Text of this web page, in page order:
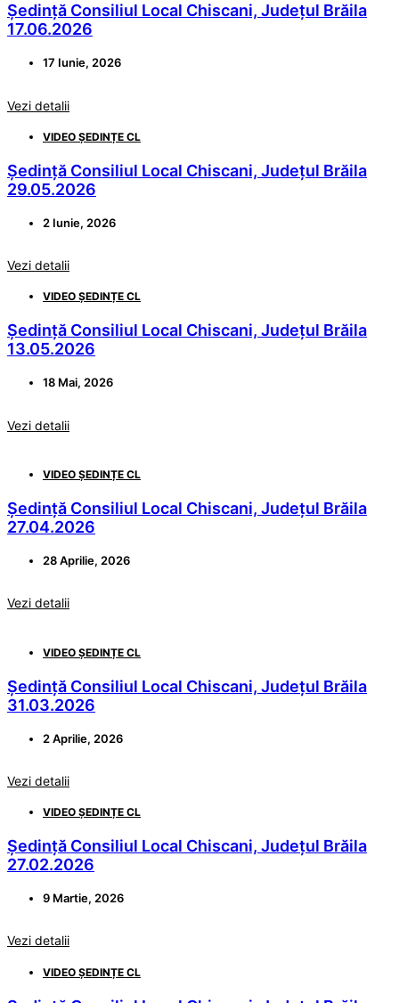
Ședință Consiliul Local Chiscani, Județul Brăila
17.06.2026
17 Iunie, 2026
Vezi detalii
VIDEO ȘEDINȚE CL
Ședință Consiliul Local Chiscani, Județul Brăila
29.05.2026
2 Iunie, 2026
Vezi detalii
VIDEO ȘEDINȚE CL
Ședință Consiliul Local Chiscani, Județul Brăila
13.05.2026
18 Mai, 2026
Vezi detalii
VIDEO ȘEDINȚE CL
Ședință Consiliul Local Chiscani, Județul Brăila
27.04.2026
28 Aprilie, 2026
Vezi detalii
VIDEO ȘEDINȚE CL
Ședință Consiliul Local Chiscani, Județul Brăila
31.03.2026
2 Aprilie, 2026
Vezi detalii
VIDEO ȘEDINȚE CL
Ședință Consiliul Local Chiscani, Județul Brăila
27.02.2026
9 Martie, 2026
Vezi detalii
VIDEO ȘEDINȚE CL